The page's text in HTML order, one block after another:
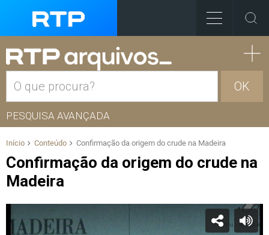
OK
PESQUISA AVANÇADA
Início Conteúdo Confirmação da origem do crude na Madeira
Confirmação da origem do crude na
Madeira